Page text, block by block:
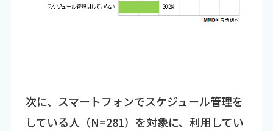
次に、スマートフォンでスケジュール管理を
している人（N=281）を対象に、利用してい